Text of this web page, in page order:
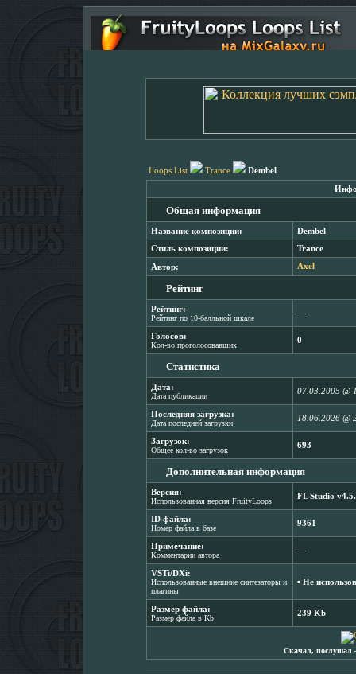
Loops List Trance Dembel
Общая информация
Название композиции: Dembel
Стиль композиции: Trance
Автор: Axel
Рейтинг
Рейтинг:
Рейтинг по 10-балльной шкале
―
Голосов:
Кол-во проголосовавших
0
Статистика
Дата:
Дата публикации
07.03.2005 @
Последняя загрузка:
Дата последней загрузки
18.06.2026 @
Загрузок:
Общее кол-во загрузок
693
Дополнительная информация
Версия:
Использованная версия FruityLoops
FL Studio
ID файла:
Номер файла в базе
9361
Примечание:
Комментарии автора
―
VSTi/DXi:
Использованные внешние синтезаторы и
плагины
▪ Не
Размер файла:
Размер файла в Kb
239 Kb
Скачал, послушал